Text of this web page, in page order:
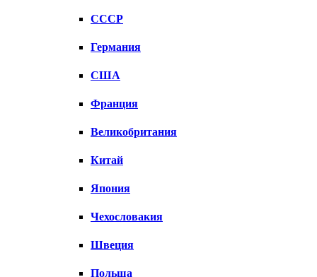
СССР
Германия
США
Франция
Великобритания
Китай
Япония
Чехословакия
Швеция
Польша